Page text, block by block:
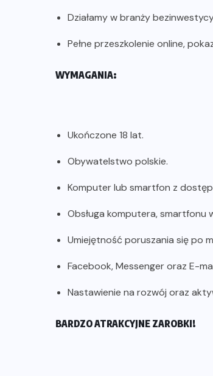
Działamy w branży
Pełne przeszkolenie online,
WYMAGANIA:
Ukończone 18 lat.
Obywatelstwo polskie.
Komputer lub smartfon z
Obsługa komputera,
Umiejętność poruszania się po
Facebook, Messenger oraz E-
Nastawienie na rozwój oraz
BARDZO ATRAKCYJNE ZAROBKI!